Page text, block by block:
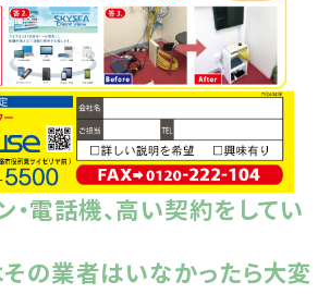
・電話機、高い契約をしてい
の業者はいなかったら大変